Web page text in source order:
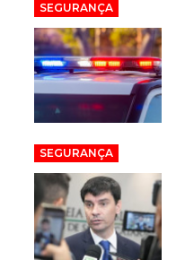
SEGURANÇA
SEGURANÇA